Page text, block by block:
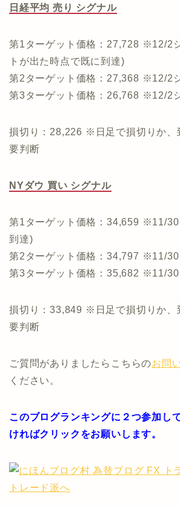
日経平均 売り シグナル
第1ターゲット価格：27,728 ※12/2
トが出た時点で既に到達)
第2ターゲット価格：27,368 ※12/2
第3ターゲット価格：26,768 ※12/2
損切り：28,226 ※日足で損切りか、
要判断
NYダウ 買い シグナル
第1ターゲット価格：34,659 ※11/30
到達)
第2ターゲット価格：34,797 ※11/30
第3ターゲット価格：35,682 ※11/
損切り：33,849 ※日足で損切りか、
要判断
ご質問がありましたらこちらのお問
ください。
このブログランキングに２つ参加し
ければクリックをお願いします。